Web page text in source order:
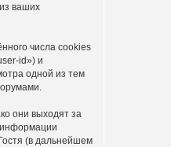
ваших
числа cookies
id») и
одной из тем
они выходят за
информации
(в дальнейшем